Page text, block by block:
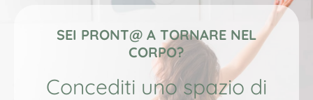
SEI PRONT@ A TORNARE NEL
CORPO?
Concediti uno spazio di